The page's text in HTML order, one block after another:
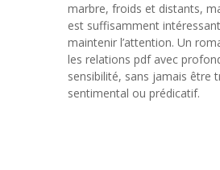
marbre, froids et distants,
est suffisamment
maintenir l’attention. Un
les relations pdf avec
sensibilité, sans jamais être
sentimental ou prédicatif.